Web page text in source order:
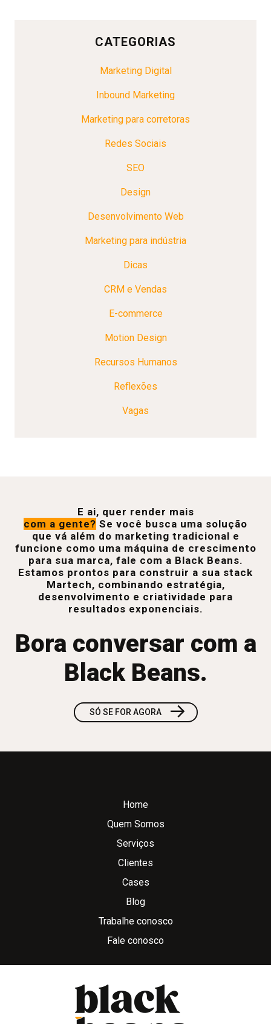
CATEGORIAS
Marketing Digital
Inbound Marketing
Marketing para corretoras
Redes Sociais
SEO
Design
Desenvolvimento Web
Marketing para indústria
Dicas
CRM e Vendas
E-commerce
Motion Design
Recursos Humanos
Reflexões
Vagas
E ai, quer render mais
com a gente? Se você busca uma solução
que vá além do marketing tradicional e
funcione como uma máquina de crescimento
para sua marca, fale com a Black Beans.
Estamos prontos para construir a sua stack
Martech, combinando estratégia,
desenvolvimento e criatividade para
resultados exponenciais.
Bora conversar com a
Black Beans.
SÓ SE FOR AGORA →
Home
Quem Somos
Serviços
Clientes
Cases
Blog
Trabalhe conosco
Fale conosco